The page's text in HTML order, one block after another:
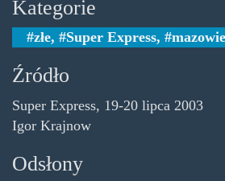
Kategorie
złe, Super Express,
Źródło
Super Express, 19-20 lipca 2003
Igor Krajnow
Odsłony